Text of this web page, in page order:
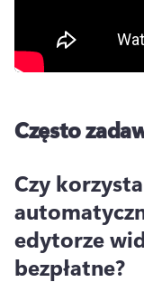
Często
Czy
edytorze
bezpłatne?